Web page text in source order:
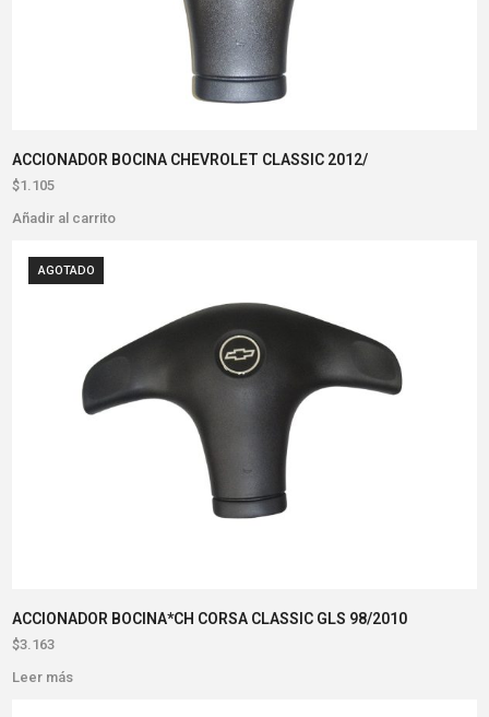
ACCIONADOR BOCINA CHEVROLET CLASSIC 2012/
$1.105
Añadir al carrito
AGOTADO
ACCIONADOR BOCINA*CH CORSA CLASSIC GLS 98/2010
$3.163
Leer más